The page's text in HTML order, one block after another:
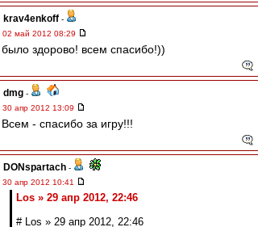
krav4enkoff -
02 май 2012 08:29
было здорово! всем спасибо!))
dmg -
30 апр 2012 13:09
Всем - спасибо за игру!!!
DONspartach -
30 апр 2012 10:41
Los » 29 апр 2012, 22:46
# Los » 29 апр 2012, 22:46